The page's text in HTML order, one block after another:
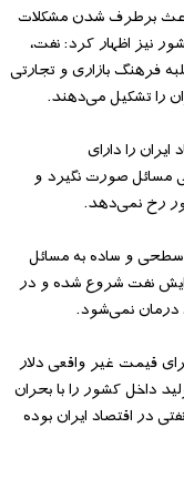
باعث برطرف شدن مشکلات
نیز اظهار کرد: نفت،
فرهنگ بازاری و تجارتی
را تشکیل می‌دهند.
را دارای
مسائل صورت نگیرد و
رخ نمی‌دهد.
سطحی و ساده به مسائل
نفت شروع شده و در
درمان نمی‌شود.
قیمت غیر واقعی دلار
داخل کشور را با بحران
در اقتصاد ایران بوده